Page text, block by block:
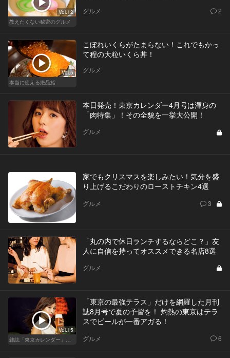
Vol.12
教えたくない秘密のグルメ
グルメ 2
Vol.5
本当に使える絶品鮨
こぼれいくらがたまらない！これでもかっ
て程の大粒いくら丼！
グルメ
本日発売！東京カレンダー4月号は渾身の
「肉特集」！その全貌を一挙大公開！
グルメ
家でもクリスマスを楽しみたい！気分を盛
り上げるこだわりのローストチキン4選
グルメ 3
「丸の内で休日ランチするならどこ？」友
人に自信を持ってオススメできる名店8選
グルメ
Vol.15
雑誌「東京カレンダー」特集
「東京の最強テラス」だけを網羅した月刊
誌8月号で夏の予習を！ 灼熱の東京はテラ
スでビールが一番アガる！
グルメ 6